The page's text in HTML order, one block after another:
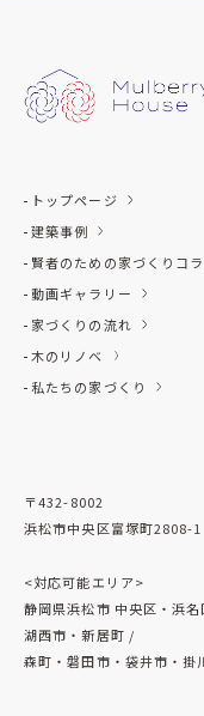
トップページ
建築事例
賢者のための家づくりコ
動画ギャラリー
家づくりの流れ
木のリノベ
私たちの家づくり
〒432-8002
浜松市中央区富塚町2808-1
<対応可能エリア>
静岡県浜松市 中央区・浜
湖西市・新居町 /
森町・磐田市・袋井市・掛